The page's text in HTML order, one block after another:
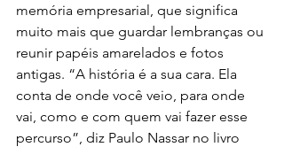
memória empresarial, que significa
muito mais que guardar lembranças ou
reunir papéis amarelados e fotos
antigas. “A história é a sua cara. Ela
conta de onde você veio, para onde
vai, como e com quem vai fazer esse
percurso”, diz Paulo Nassar no livro